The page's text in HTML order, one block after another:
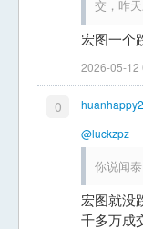
交，昨
宏图一个
2026-05-12
0
@luckzpz
你说闻
宏图就没
千多万成